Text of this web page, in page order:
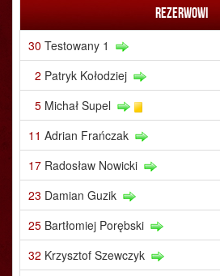
Rezerwowi
30 Testowany 1
2 Patryk Kołodziej
5 Michał Supel
11 Adrian Frańczak
17 Radosław Nowicki
23 Damian Guzik
25 Bartłomiej Porębski
32 Krzysztof Szewczyk